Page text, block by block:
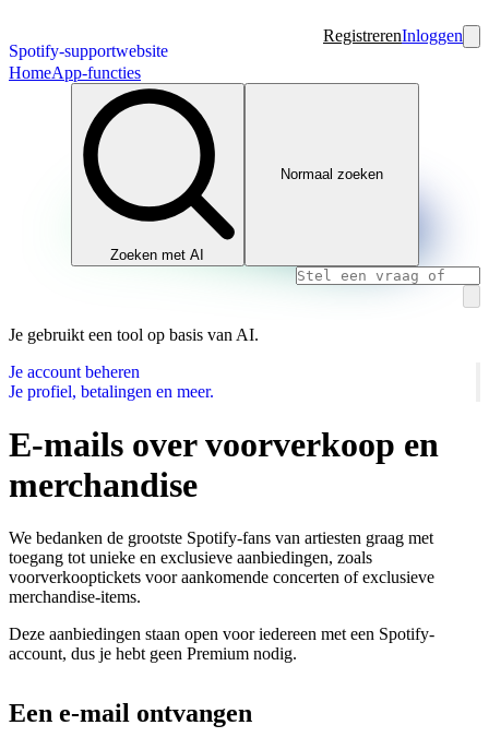
Spotify-supportwebsite
RegistrerenInloggen
HomeApp-functies
Zoeken met AI
Normaal zoeken
Je gebruikt een tool op basis van AI.
Je account beheren
Je profiel, betalingen en meer.
E-mails over voorverkoop en
merchandise
We bedanken de grootste Spotify-fans van artiesten graag met
toegang tot unieke en exclusieve aanbiedingen, zoals
voorverkooptickets voor aankomende concerten of exclusieve
merchandise-items.
Deze aanbiedingen staan open voor iedereen met een Spotify-
account, dus je hebt geen Premium nodig.
Een e-mail ontvangen